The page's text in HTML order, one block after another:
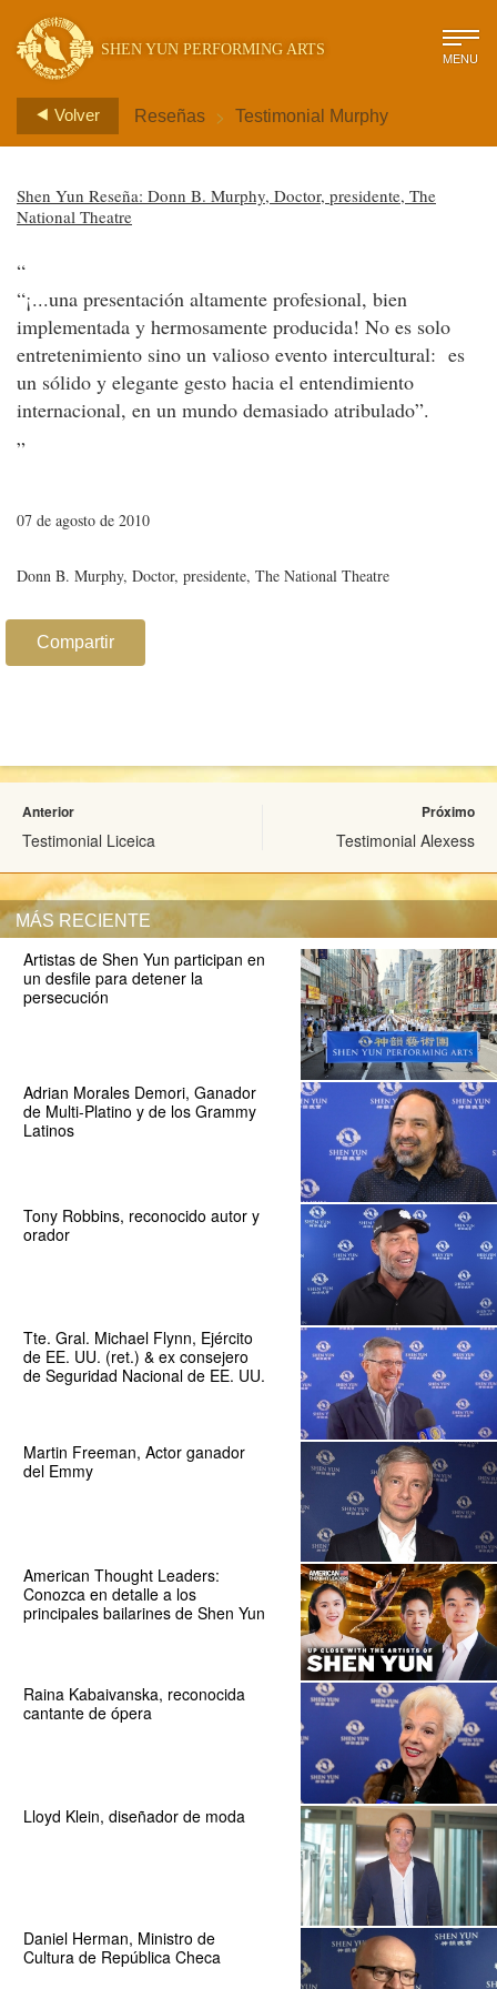
SHEN YUN PERFORMING ARTS MENU
Volver Reseñas > Testimonial Murphy
Shen Yun Reseña: Donn B. Murphy, Doctor, presidente, The
National Theatre
“
“¡...una presentación altamente profesional, bien
implementada y hermosamente producida! No es solo
entretenimiento sino un valioso evento intercultural: es
un sólido y elegante gesto hacia el entendimiento
internacional, en un mundo demasiado atribulado”.
”
07 de agosto de 2010
Donn B. Murphy, Doctor, presidente, The National Theatre
Compartir
Anterior
Testimonial Liceica
Próximo
Testimonial Alexess
MÁS RECIENTE
Artistas de Shen Yun participan en
un desfile para detener la
persecución
Adrian Morales Demori, Ganador
de Multi-Platino y de los Grammy
Latinos
Tony Robbins, reconocido autor y
orador
Tte. Gral. Michael Flynn, Ejército
de EE. UU. (ret.) & ex consejero
de Seguridad Nacional de EE. UU.
Martin Freeman, Actor ganador
del Emmy
American Thought Leaders:
Conozca en detalle a los
principales bailarines de Shen Yun
Raina Kabaivanska, reconocida
cantante de ópera
Lloyd Klein, diseñador de moda
Daniel Herman, Ministro de
Cultura de República Checa